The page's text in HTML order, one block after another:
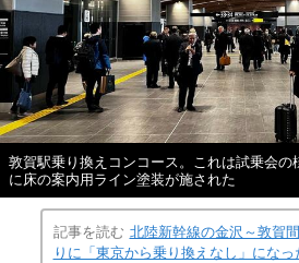
敦賀駅乗り換えコンコース。これは試乗会の
に床の案内用ライン塗装が施された
記事を読む 北陸新幹線の金沢～敦賀
りに「東京から乗り換えなし」にな